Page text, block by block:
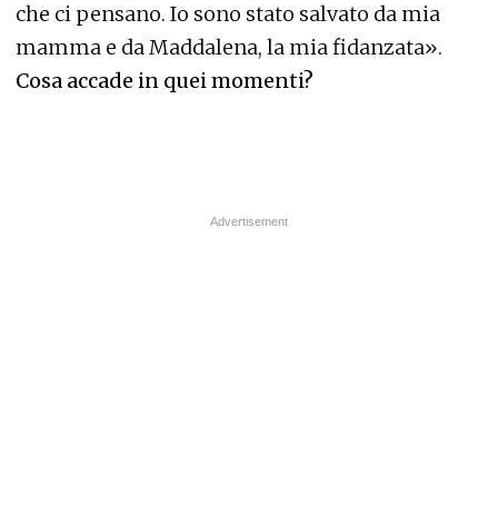
che ci pensano. Io sono stato salvato da mia
mamma e da Maddalena, la mia fidanzata».
Cosa accade in quei momenti?